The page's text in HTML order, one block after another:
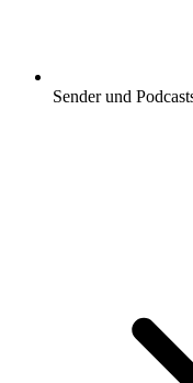
Sender und